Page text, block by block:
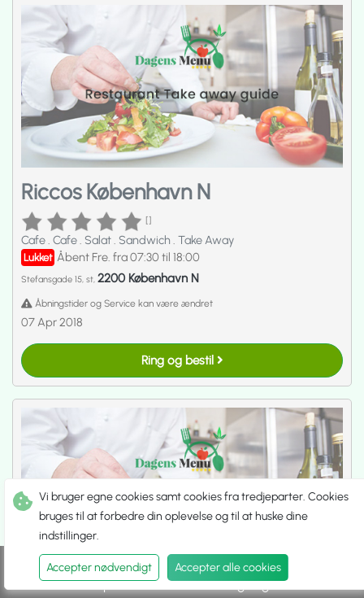
Riccos København N
[]
Cafe. Cafe. Salat. Sandwich . Take Away
Lukket Åbent Fre. fra 07:30 til 18:00
Stefansgade 15, st, 2200 København N
Åbningstider og Service kan være ændret
07 Apr 2018
Ring og bestil
Spis udeHent selvUdbringning
Vi bruger egne cookies samt cookies fra tredjeparter. Cookies
bruges til at forbedre din oplevelse og til at huske dine
indstillinger.
Accepter nødvendigt Accepter alle cookies